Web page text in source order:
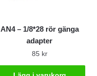
AN4 – 1/8*28 rör gänga
adapter
85 kr